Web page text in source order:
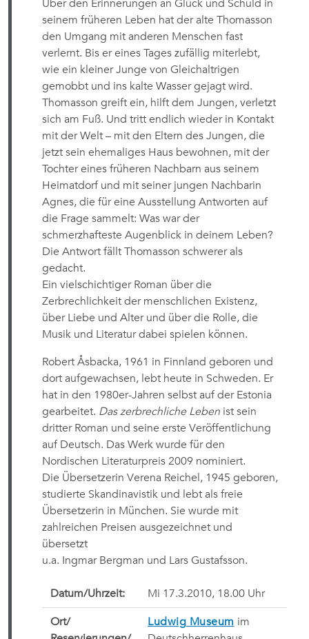
Über den Erinnerungen an Glück und Schuld in
seinem früheren Leben hat der alte Thomasson
den Umgang mit anderen Menschen fast
verlernt. Bis er eines Tages zufällig miterlebt,
wie ein kleiner Junge von Gleichaltrigen
gemobbt und ins kalte Wasser gejagt wird.
Thomasson greift ein, hilft dem Jungen, verletzt
sich am Fuß. Und tritt endlich wieder in Kontakt
mit der Welt – mit den Eltern des Jungen, die
jetzt sein ehemaliges Haus bewohnen, mit der
Tochter eines früheren Nachbarn aus seinem
Heimatdorf und mit seiner jungen Nachbarin
Agnes, die für eine Ausstellung Antworten auf
die Frage sammelt: Was war der
schmerzhafteste Augenblick in deinem Leben?
Die Antwort fällt Thomasson schwerer als
gedacht.
Ein vielschichtiger Roman über die
Zerbrechlichkeit der menschlichen Existenz,
über Liebe und Alter und über die Rolle, die
Musik und Literatur dabei spielen können.
Robert Åsbacka, 1961 in Finnland geboren und
dort aufgewachsen, lebt heute in Schweden. Er
hat in den 1980er-Jahren selbst auf der Estonia
gearbeitet. Das zerbrechliche Leben ist sein
dritter Roman und seine erste Veröffentlichung
auf Deutsch. Das Werk wurde für den
Nordischen Literaturpreis 2009 nominiert.
Die Übersetzerin Verena Reichel, 1945 geboren,
studierte Skandinavistik und lebt als freie
Übersetzerin in München. Sie wurde mit
zahlreichen Preisen ausgezeichnet und
übersetzt
u.a. Ingmar Bergman und Lars Gustafsson.
Datum/Uhrzeit: Mi 17.3.2010, 18.00 Uhr
Ort/
Ludwig Museum im